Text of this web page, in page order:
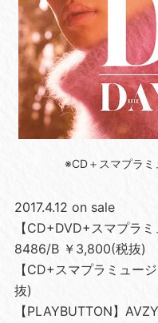
※CD＋スマプラミ
2017.4.12 on sale
【CD+DVD+スマプラ
8486/B ￥3,800(税抜)
【CD+スマプラミュー
抜)
【PLAYBUTTON】